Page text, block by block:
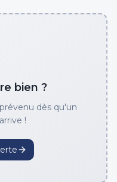
bien ?
dès qu'un
!